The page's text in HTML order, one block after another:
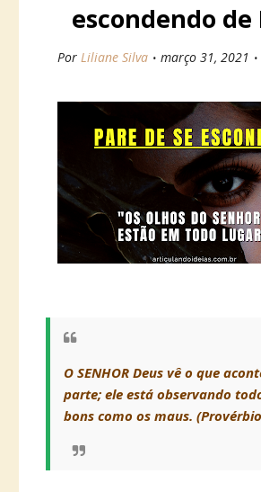
escondendo de
Por Liliane Silva março 31, 2021
O SENHOR Deus vê o que
parte; ele está observando
bons como os maus.